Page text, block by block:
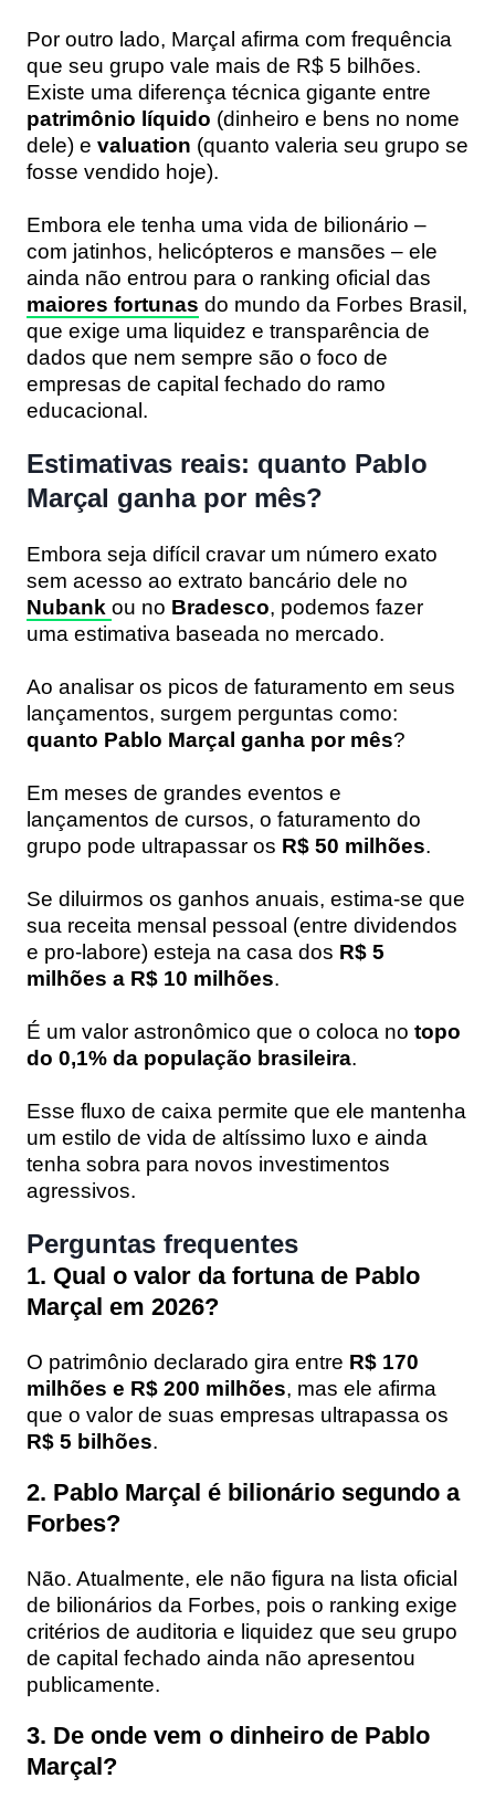
Por outro lado, Marçal afirma com frequência
que seu grupo vale mais de R$ 5 bilhões.
Existe uma diferença técnica gigante entre
patrimônio líquido (dinheiro e bens no nome
dele) e valuation (quanto valeria seu grupo se
fosse vendido hoje).
Embora ele tenha uma vida de bilionário –
com jatinhos, helicópteros e mansões – ele
ainda não entrou para o ranking oficial das
maiores fortunas do mundo da Forbes Brasil,
que exige uma liquidez e transparência de
dados que nem sempre são o foco de
empresas de capital fechado do ramo
educacional.
Estimativas reais: quanto Pablo
Marçal ganha por mês?
Embora seja difícil cravar um número exato
sem acesso ao extrato bancário dele no
Nubank ou no Bradesco, podemos fazer
uma estimativa baseada no mercado.
Ao analisar os picos de faturamento em seus
lançamentos, surgem perguntas como:
quanto Pablo Marçal ganha por mês?
Em meses de grandes eventos e
lançamentos de cursos, o faturamento do
grupo pode ultrapassar os R$ 50 milhões.
Se diluirmos os ganhos anuais, estima-se que
sua receita mensal pessoal (entre dividendos
e pro-labore) esteja na casa dos R$ 5
milhões a R$ 10 milhões.
É um valor astronômico que o coloca no topo
do 0,1% da população brasileira.
Esse fluxo de caixa permite que ele mantenha
um estilo de vida de altíssimo luxo e ainda
tenha sobra para novos investimentos
agressivos.
Perguntas frequentes
1. Qual o valor da fortuna de Pablo
Marçal em 2026?
O patrimônio declarado gira entre R$ 170
milhões e R$ 200 milhões, mas ele afirma
que o valor de suas empresas ultrapassa os
R$ 5 bilhões.
2. Pablo Marçal é bilionário segundo a
Forbes?
Não. Atualmente, ele não figura na lista oficial
de bilionários da Forbes, pois o ranking exige
critérios de auditoria e liquidez que seu grupo
de capital fechado ainda não apresentou
publicamente.
3. De onde vem o dinheiro de Pablo
Marçal?